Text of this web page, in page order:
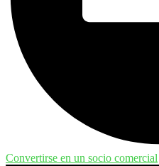
Convertirse en un socio comercial